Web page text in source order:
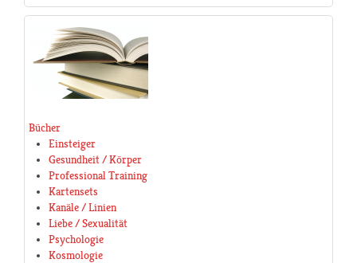
Bücher
Einsteiger
Gesundheit / Körper
Professional Training
Kartensets
Kanäle / Linien
Liebe / Sexualität
Psychologie
Kosmologie